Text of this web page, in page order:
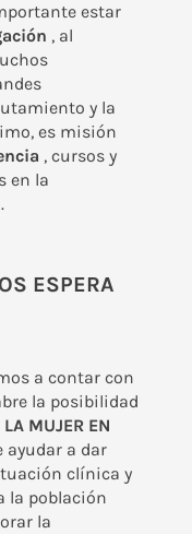
estar
, al
y la
es misión
, cursos y
en la
ESPERA
a contar con
la posibilidad
MUJER EN
ayudar a dar
clínica y
la población
la